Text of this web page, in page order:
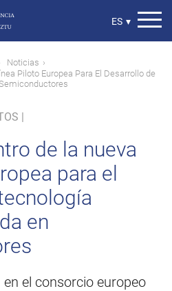
Select
ES ▾
Noticias
Piloto Europea Para El Desarrollo de
|
de la nueva
para el
en
el consorcio europeo